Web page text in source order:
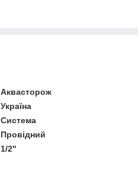
Аквасторож
Україна
Система
Провідний
1/2"